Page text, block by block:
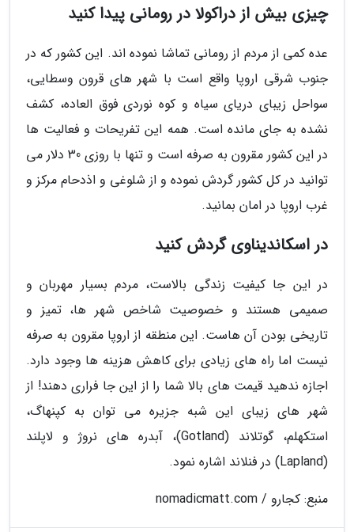
چیزی بیش از دراکولا در رومانی پیدا کنید
عده کمی از مردم از رومانی تماشا نموده اند. این کشور که در
جنوب شرقی اروپا واقع است با شهر های قرون وسطایی،
سواحل زیبای دریای سیاه و کوه نوردی فوق العاده، کشف
نشده به جای مانده است. همه این تفریحات و فعالیت ها
در این کشور مقرون به صرفه است و تنها با روزی 30 دلار می
توانید در کل کشور گردش نموده و از شلوغی و اذدحام مرکز و
غرب اروپا در امان بمانید.
در اسکاندیناوی گردش کنید
در این جا کیفیت زندگی بالاست، مردم بسیار مهربان و
صمیمی هستند و خصوصیت شاخص شهر ها، تمیز و
تاریخی بودن آن هاست. این منطقه از اروپا مقرون به صرفه
نیست اما راه های زیادی برای کاهش هزینه ها وجود دارد.
اجازه ندهید قیمت های بالا شما را از این جا فراری دهند! از
شهر های زیبای این شبه جزیره می توان به کپنهاگ،
استکهلم، گوتلاند (Gotland)، آبدره های نروژ و لاپلند
(Lapland) در فنلاند اشاره نمود.
منبع: کجارو / nomadicmatt.com